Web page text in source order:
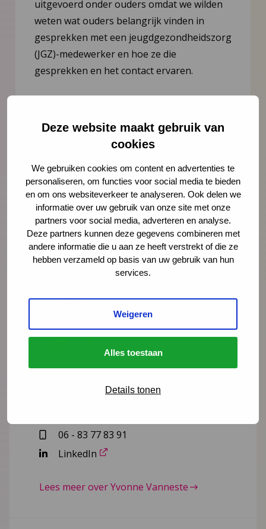
Deze website maakt gebruik van
cookies
We gebruiken cookies om content en advertenties te
personaliseren, om functies voor social media te bieden
en om ons websiteverkeer te analyseren. Ook delen we
informatie over uw gebruik van onze site met onze
partners voor social media, adverteren en analyse.
Deze partners kunnen deze gegevens combineren met
andere informatie die u aan ze heeft verstrekt of die ze
hebben verzameld op basis van uw gebruik van hun
services.
Weigeren
Alles toestaan
Details tonen
uitgevoerd onder ouders omdat we wilden
weten wat ouders belangrijk vinden in
gesprekken met een jeugdgezondheidszorg
(JGZ)-medewerker en hoe ze die
gesprekken en het contact ervaren.
Deel deze pagina Via LinkedIn
Via e-mail
Via WhatsApp
Kopieer link
Meer weten?
onderzoeker, adviseur
06 - 83 77 83 91
LinkedIn
Lees meer over Yvonne Vanneste